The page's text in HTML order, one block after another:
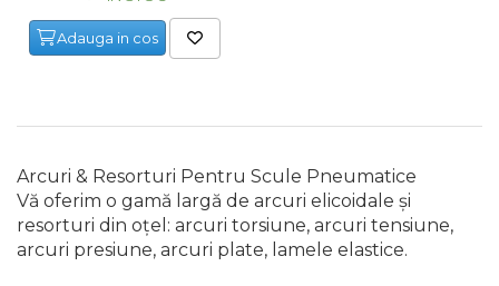
Microscoape
Bara Tractare Auto
Canistre benzina (combustibil)
Presa Hidraulica Tinichigerie
Amortizoare Hidraulice
Dalta si dornuri
Rigla de Masurat Pentru
Constructii
Priza & prelungitoare electrice
accesorii
Compresoare de Aer
Profesionale
Masini de Slefuit Alternative si
Capsator pneumatic pentru
cuie
Trimmere Iarba & Gazon
Motoburghie & Foreze de
Accesorii Motoburghie
Masini Tuns Iarba & Gazon
Adauga in cos
Arcuri & Resorturi Pentru Scule Pneumatice
Vă oferim o gamă largă de arcuri elicoidale și
resorturi din oțel: arcuri torsiune, arcuri tensiune,
arcuri presiune, arcuri plate, lamele elastice.